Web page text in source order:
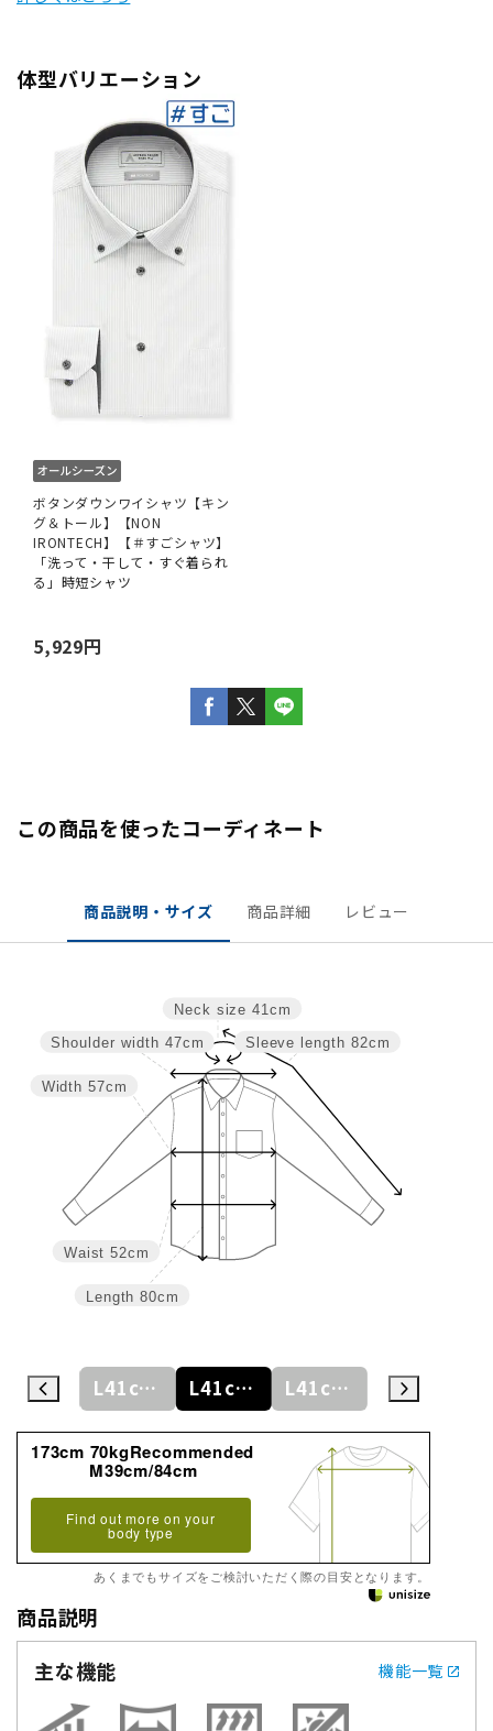
体型バリエーション
ボタンダウンワイシャツ【キン
グ＆トール】【NON
IRONTECH】【＃すごシャツ】
「洗って・干して・すぐ着られ
る」時短シャツ
5,929円
この商品を使ったコーディネート
商品説明・サイズ 商品詳細 レビュー
Sleeve length 82cm
Neck size 41cm
Length 80cm
Waist 52cm
Width 57cm
Shoulder width 47cm
L41cm/78cm L41cm/80cm L41cm/82cm L41cm/84cm
173cm 70kgRecommended
M39cm/84cm
Find out more on your
body type
あくまでもサイズをご検討いただく際の目安となります。
商品説明
主な機能
機能一覧